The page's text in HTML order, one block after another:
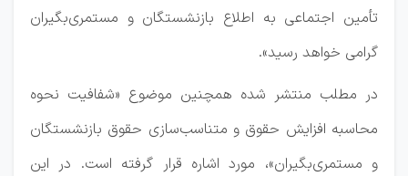
تأمین اجتماعی به اطلاع‌ بازنشستگان و مستمری‌بگیران
گرامی خواهد رسید».
در مطلب منتشر شده همچنین موضوع «شفافیت نحوه
محاسبه افزایش حقوق و متناسب‌سازی حقوق بازنشستگان
و مستمری‌بگیران»، مورد اشاره قرار گرفته است. در این